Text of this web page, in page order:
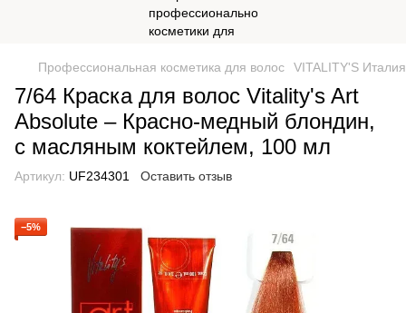
Профессиональная косметика для волос VITALITY'S Италия
7/64 Краска для волос Vitality's Art
Absolute – Красно-медный блондин,
с масляным коктейлем, 100 мл
Артикул: UF234301 Оставить отзыв
−5%